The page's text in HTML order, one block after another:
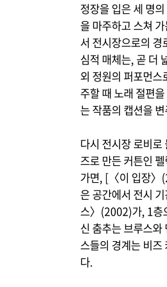
정장을 입은 세 명
을 마주하고 스쳐
서 전시장으로의 경
심적 매체는, 곧 더
외 정원의 퍼포먼
주할 때 노래 절편
는 작품의 캡션을
다시 전시장 로비
즈로 만든 커튼인
가면, [〈이 입장
은 공간에서 전시
스〉(2002)가, 1층
신 춤추는 브루스
스들의 경계는 비즈
다.